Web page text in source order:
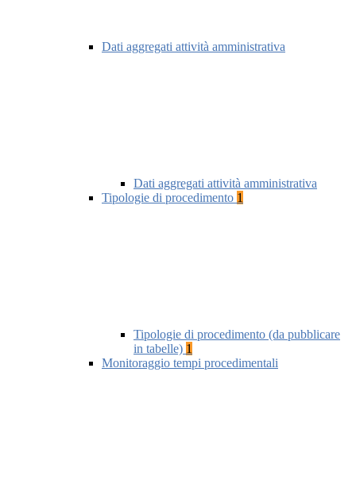
Dati aggregati attività amministrativa
Dati aggregati attività amministrativa
Tipologie di procedimento 1
Tipologie di procedimento (da pubblicare
in tabelle) 1
Monitoraggio tempi procedimentali